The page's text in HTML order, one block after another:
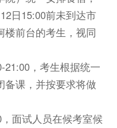
日15:00前未到达市
楼前台的考生，视同
21:00，考生根据统一
备课，并按要求将做
，面试人员在候考室候